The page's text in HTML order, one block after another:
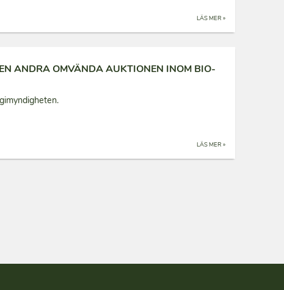
LÄS MER »
ANDRA OMVÄNDA AUKTIONEN INOM BIO-
LÄS MER »